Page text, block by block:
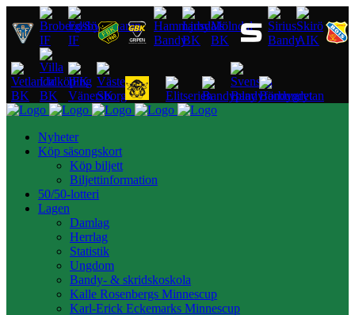
Nyheter
Köp säsongskort
Köp biljett
Biljettinformation
50/50-lotteri
Lagen
Damlag
Herrlag
Statistik
Ungdom
Bandy- & skridskoskola
Kalle Rosenbergs Minnescup
Karl-Erick Eckemarks Minnescup